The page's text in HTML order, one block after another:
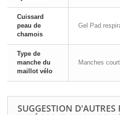
Cuissard
peau de
chamois
Gel Pad
Type de
manche du
maillot vélo
Manches
SUGGESTION